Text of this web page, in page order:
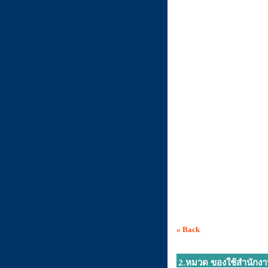
« Back
2.หมวด ของใช้สำนักง